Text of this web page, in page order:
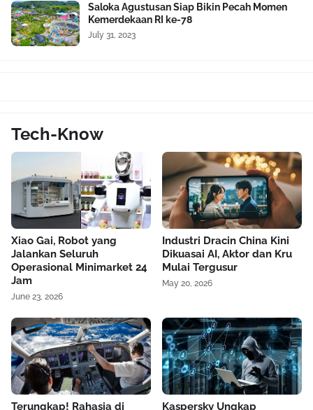
Saloka Agustusan Siap Bikin Pecah Momen
Kemerdekaan RI ke-78
July 31, 2023
Tech-Know
Xiao Gai, Robot yang
Jalankan Seluruh
Operasional Minimarket 24
Jam
June 23, 2026
Industri Dracin China Kini
Dikuasai AI, Aktor dan Kru
Mulai Tergusur
May 20, 2026
Terungkap! Rahasia di Kaspersky Ungkap